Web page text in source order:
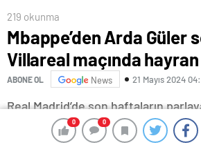
0 0
219 okunma
Mbappe’den Arda Güler
Villareal maçında hayran
ABONE OL News 21 Mayıs 2024
0 0
Real Madrid’de son haftaların
Güler, Villareal’e attığı 2 golle yine
çekmeyi başardı. Geçtiğimiz hafta